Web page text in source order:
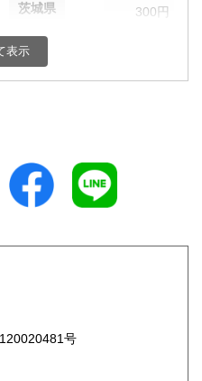
茨城県 300円
群馬県
千葉県
富山県
福井県
300円
表示
号